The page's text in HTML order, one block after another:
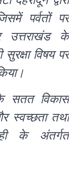
पर्वतों पर
उत्तराखंड के
विषय पर
सतत विकास
स्वच्छता तथा
के अंतर्गत